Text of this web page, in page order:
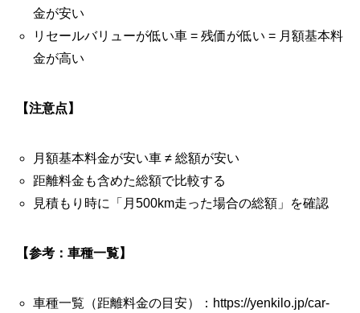
金が安い
リセールバリューが低い車 = 残価が低い = 月額基本料
金が高い
【注意点】
月額基本料金が安い車 ≠ 総額が安い
距離料金も含めた総額で比較する
見積もり時に「月500km走った場合の総額」を確認
【参考：車種一覧】
車種一覧（距離料金の目安）：https://yenkilo.jp/car-